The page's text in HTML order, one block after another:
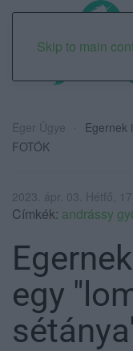
Skip to main
Eger Ügye
Egernek
FOTÓK
2023. ápr. 03. Hétfő,
Címkék: andrássy
egy